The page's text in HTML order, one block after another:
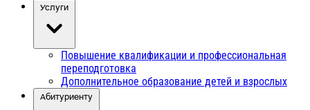
Услуги
Повышение квалификации и профессиональная
переподготовка
Дополнительное образование детей и взрослых
Абитуриенту